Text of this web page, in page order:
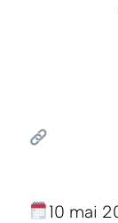
10 mai